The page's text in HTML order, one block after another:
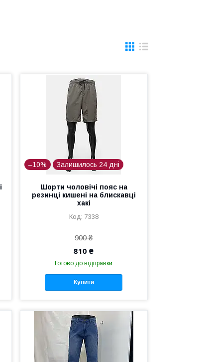
–10% Залишилось 24 дні
Шорти чоловічі пояс на
резинці кишені на блискавці
хакі
7338
900 ₴
810 ₴
Готово до відправки
Купити